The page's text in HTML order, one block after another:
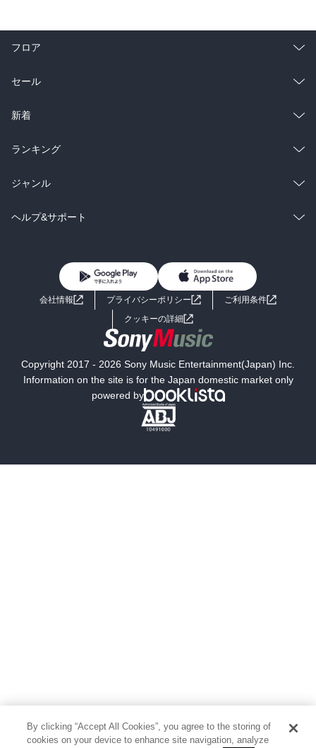
フロア
総合
ラノベ
雑誌・グラビア
BL・TL
セール
総合
ラノベ
雑誌・グラビア
BL・TL
新着
総合
ラノベ
雑誌・グラビア
ランキング
総合
ラノベ
ジャンル
コミック
ライトノベル 男子向けラノベ
小説
海外小説
ミステリー SF
文学
芸術・アート 映画・音楽・演劇
写真集 教養
ヘルプ&サポート
よくあるご質問 お問い合わせ
会社情報 プライバシーポリシー
ご利用条件
クッキーの詳細
Copyright 2017 - 2026 Sony Music Entertainment(Japan) Inc.
Information on the site is for the Japan domestic market only
powered by
By clicking “Accept All Cookies”, you agree to the storing of
cookies on your device to enhance site navigation, analyze